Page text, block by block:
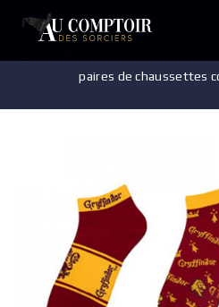
paires de chaussettes